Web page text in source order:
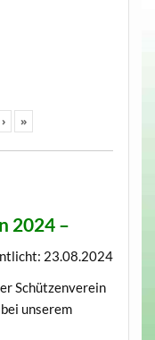
› »
2024–
23.08.2024
Schützenverein
unserem